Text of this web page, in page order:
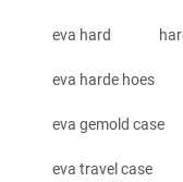
eva hard
eva harde hoes
eva gemold case
eva travel case